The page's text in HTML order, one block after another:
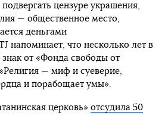
цензуре украшения,
— общественное место,
деньгами
напоминает, что несколько лет в
от «Фонда свободы от
— миф и суеверие,
и порабощает умы».
церковь» отсудила 50